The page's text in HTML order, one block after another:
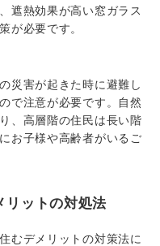
遮熱効果が高い窓ガラス
が必要です。
災害が起きた時に避難し
で注意が必要です。自然
、高層階の住民は長い階
お子様や高齢者がいるご
リットの対処法
むデメリットの対策法に